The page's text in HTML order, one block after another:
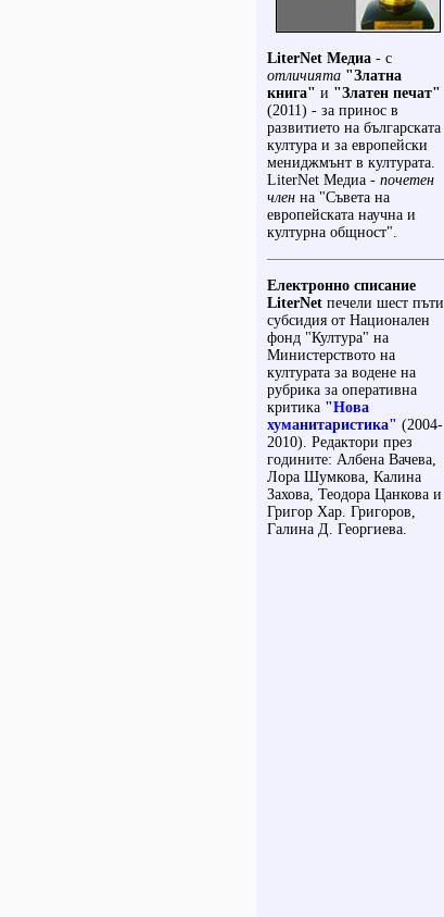
LiterNet Медиа - с
отличията "Златна
книга" и "Златен печат"
(2011) - за принос в
развитието на българската
култура и за европейски
мениджмънт в културата.
LiterNet Медиа - почетен
член на "Съвета на
европейската научна и
културна общност".
Електронно списание
LiterNet печели шест пъти
субсидия от Национален
фонд "Култура" на
Министерството на
културата за водене на
рубрика за оперативна
критика "Нова
хуманитаристика" (2004-
2010). Редактори през
годините: Албена Вачева,
Лора Шумкова, Калина
Захова, Теодора Цанкова и
Григор Хар. Григоров,
Галина Д. Георгиева.